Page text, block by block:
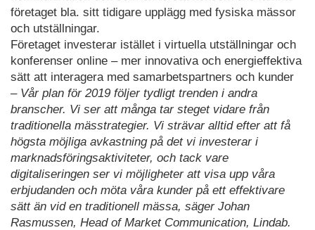
företaget bla. sitt tidigare upplägg med fysiska mässor
och utställningar.
Företaget investerar istället i virtuella utställningar och
konferenser online – mer innovativa och energieffektiva
sätt att interagera med samarbetspartners och kunder
– Vår plan för 2019 följer tydligt trenden i andra
branscher. Vi ser att många tar steget vidare från
traditionella mässtrategier. Vi strävar alltid efter att få
högsta möjliga avkastning på det vi investerar i
marknadsföringsaktiviteter, och tack vare
digitaliseringen ser vi möjligheter att visa upp våra
erbjudanden och möta våra kunder på ett effektivare
sätt än vid en traditionell mässa, säger Johan
Rasmussen, Head of Market Communication, Lindab.